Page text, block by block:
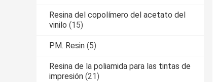
Resina del copolímero del acetato del
vinilo (15)
P.M. Resin (5)
Resina de la poliamida para las tintas de
impresión (21)